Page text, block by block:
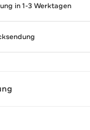
in 1-3 Werktagen